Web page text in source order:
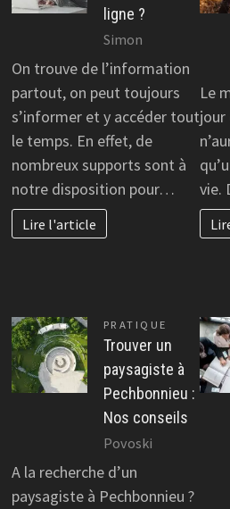
ligne ?
Simon
On trouve de l’information
partout, on peut toujours
s’informer et y accéder tout
le temps. En effet, de
nombreux supports sont à
notre disposition pour…
Lire l'article
Le
jour
vie.
PRATIQUE
Trouver un
paysagiste à
Pechbonnieu :
Nos conseils
Povoski
A la recherche d’un
paysagiste à Pechbonnieu ?